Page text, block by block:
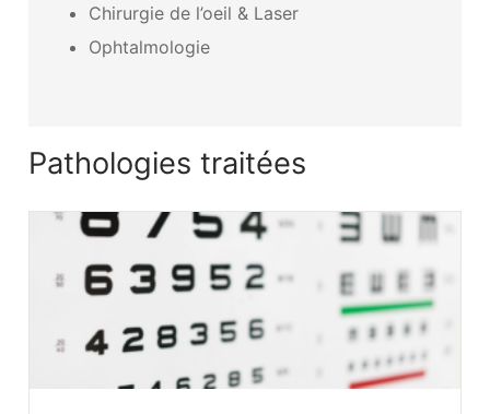
Chirurgie de l’oeil & Laser
Ophtalmologie
Pathologies traitées